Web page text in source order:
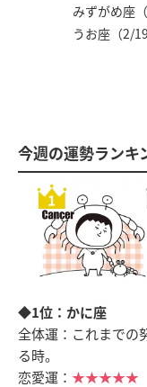
みずがめ座
うお座（2/
今週の運勢ランキ
◆1位：かに座
全体運：これまでの
る時。
恋愛運： ★★★★★